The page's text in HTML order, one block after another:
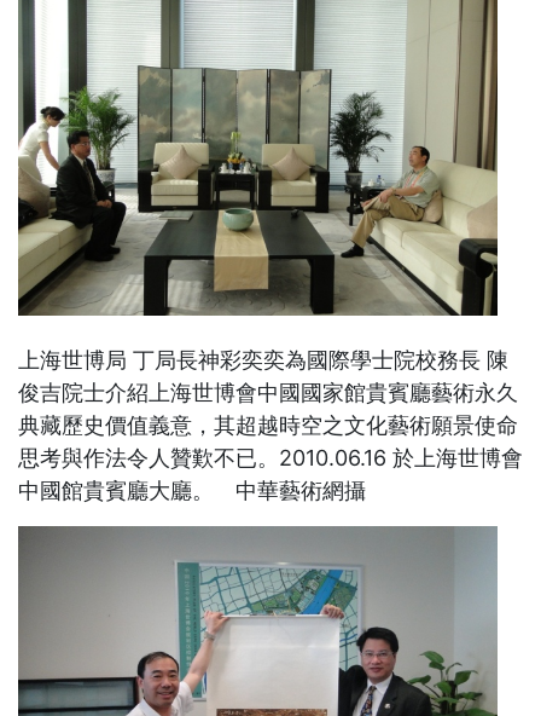
上海世博局 丁局長神彩奕奕為國際學士院校務長 陳
俊吉院士介紹上海世博會中國國家館貴賓廳藝術永久
典藏歷史價值義意，其超越時空之文化藝術願景使命
思考與作法令人贊歎不已。2010.06.16 於上海世博會
中國館貴賓廳大廳。 中華藝術網攝